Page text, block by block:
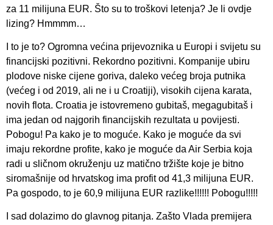
za 11 milijuna EUR. Što su to troškovi letenja? Je li ovdje
lizing? Hmmmm…
I to je to? Ogromna većina prijevoznika u Europi i svijetu su
financijski pozitivni. Rekordno pozitivni. Kompanije ubiru
plodove niske cijene goriva, daleko većeg broja putnika
(većeg i od 2019, ali ne i u Croatiji), visokih cijena karata,
novih flota. Croatia je istovremeno gubitaš, megagubitaš i
ima jedan od najgorih financijskih rezultata u povijesti.
Pobogu! Pa kako je to moguće. Kako je moguće da svi
imaju rekordne profite, kako je moguće da Air Serbia koja
radi u sličnom okruženju uz matično tržište koje je bitno
siromašnije od hrvatskog ima profit od 41,3 milijuna EUR.
Pa gospodo, to je 60,9 milijuna EUR razlike!!!!!! Pobogu!!!!!
I sad dolazimo do glavnog pitanja. Zašto Vlada premijera